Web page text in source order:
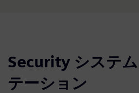
Security システ
テーション